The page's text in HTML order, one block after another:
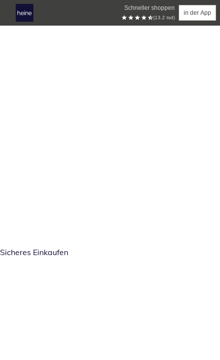
Schneller shoppen
(13.2 tsd)
in der App
Sicheres Einkaufen